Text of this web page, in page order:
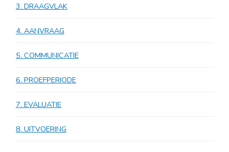
3. DRAAGVLAK
4. AANVRAAG
5. COMMUNICATIE
6. PROEFPERIODE
7. EVALUATIE
8. UITVOERING